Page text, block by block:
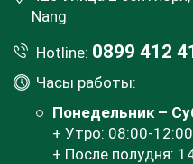
Nang
Hotline: 0899 412
Часы работы:
Понедельник –
+ Утро: 08:00-12:00
+ После полудня: